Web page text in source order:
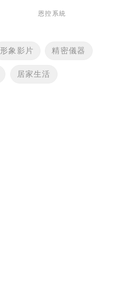
恩控系統
形象影片 精密儀器
居家生活